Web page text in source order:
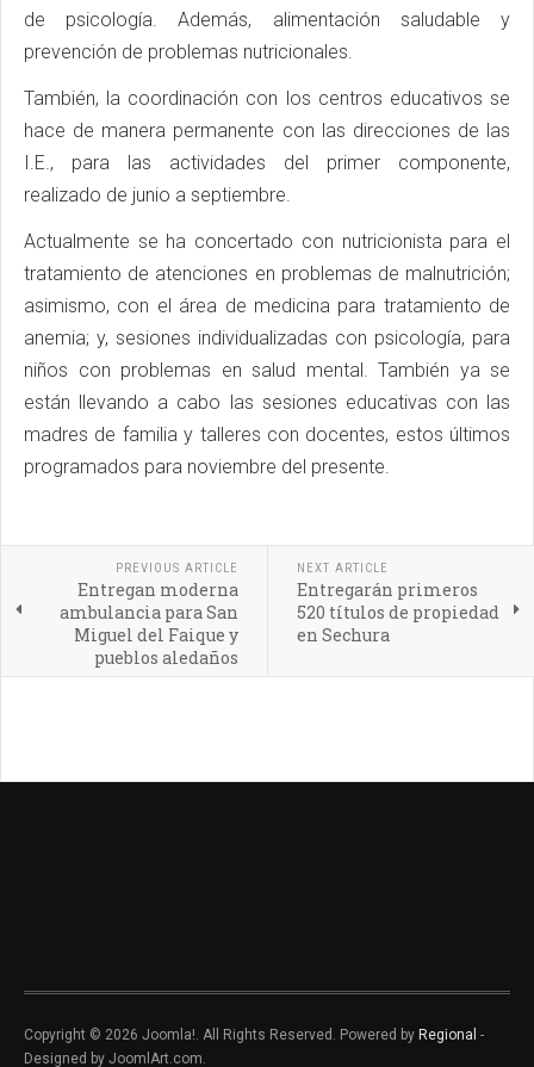
de psicología. Además, alimentación saludable y
prevención de problemas nutricionales.
También, la coordinación con los centros educativos se
hace de manera permanente con las direcciones de las
I.E., para las actividades del primer componente,
realizado de junio a septiembre.
Actualmente se ha concertado con nutricionista para el
tratamiento de atenciones en problemas de malnutrición;
asimismo, con el área de medicina para tratamiento de
anemia; y, sesiones individualizadas con psicología, para
niños con problemas en salud mental. También ya se
están llevando a cabo las sesiones educativas con las
madres de familia y talleres con docentes, estos últimos
programados para noviembre del presente.
PREVIOUS ARTICLE
Entregan moderna
ambulancia para San
Miguel del Faique y
pueblos aledaños
NEXT ARTICLE
Entregarán primeros
520 títulos de propiedad
en Sechura
Copyright © 2026 Joomla!. All Rights Reserved. Powered by Regional -
Designed by JoomlArt.com.